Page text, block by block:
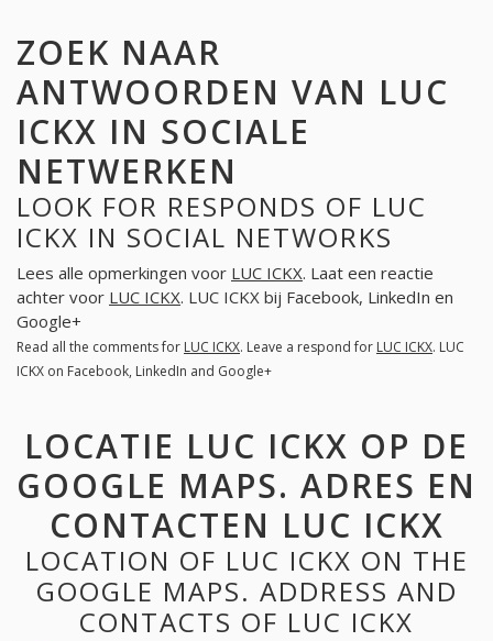
ZOEK NAAR
ANTWOORDEN VAN LUC
ICKX IN SOCIALE
NETWERKEN
LOOK FOR RESPONDS OF LUC
ICKX IN SOCIAL NETWORKS
Lees alle opmerkingen voor LUC ICKX. Laat een reactie
achter voor LUC ICKX. LUC ICKX bij Facebook, LinkedIn en
Google+
Read all the comments for LUC ICKX. Leave a respond for LUC ICKX. LUC
ICKX on Facebook, LinkedIn and Google+
LOCATIE LUC ICKX OP DE
GOOGLE MAPS. ADRES EN
CONTACTEN LUC ICKX
LOCATION OF LUC ICKX ON THE
GOOGLE MAPS. ADDRESS AND
CONTACTS OF LUC ICKX